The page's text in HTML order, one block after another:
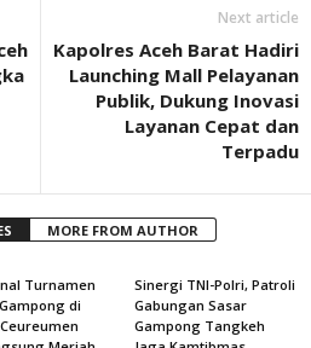
Next article
Kapolres Aceh Barat Hadiri
Launching Mall Pelayanan
Publik, Dukung Inovasi
Layanan Cepat dan
Terpadu
MORE FROM AUTHOR
Turnamen
di
Sinergi TNI-Polri, Patroli
Gabungan Sasar
Gampong Tangkeh